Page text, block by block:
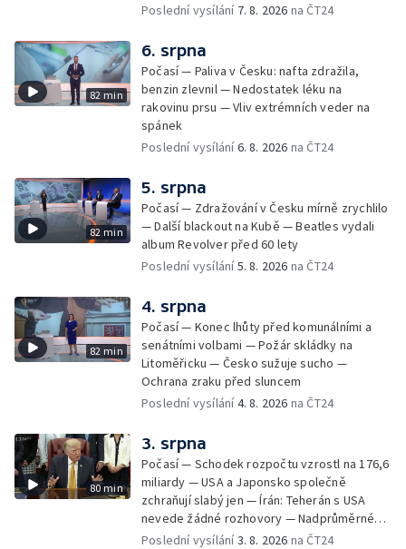
seznamu UNESCO
Poslední vysílání 7. 8. 2026 na ČT24
82 min
6. srpna
Počasí — Paliva v Česku: nafta zdražila,
benzin zlevnil — Nedostatek léku na
rakovinu prsu — Vliv extrémních veder na
spánek
Poslední vysílání6. 8. 2026 na ČT24
82 min
5. srpna
Počasí — Zdražování v Česku mírně zrychlilo
— Další blackout na Kubě — Beatles vydali
album Revolver před 60 lety
Poslední vysílání5. 8. 2026 na ČT24
82 min
4. srpna
Počasí — Konec lhůty před komunálními a
senátními volbami — Požár skládky na
Litoměřicku — Česko sužuje sucho —
Ochrana zraku před sluncem
Poslední vysílání4. 8. 2026 na ČT24
80 min
3. srpna
Počasí — Schodek rozpočtu vzrostl na 176,6
miliardy — USA a Japonsko společně
zchraňují slabý jen — Írán: Teherán s USA
nevede žádné rozhovory — Nadprůměrné
množství vos v Česku
Poslední vysílání3. 8. 2026 na ČT24